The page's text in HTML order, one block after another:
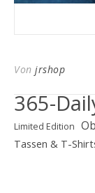
Von jrshop
365-
Limited Edition
Tassen & T-